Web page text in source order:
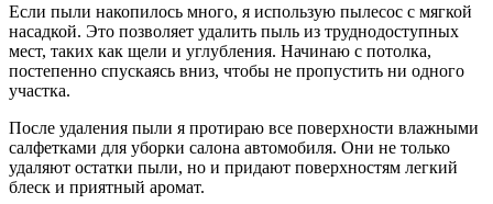
Если пыли накопилось много, я использую пылесос с мягкой
насадкой. Это позволяет удалить пыль из труднодоступных
мест, таких как щели и углубления. Начинаю с потолка,
постепенно спускаясь вниз, чтобы не пропустить ни одного
участка.
После удаления пыли я протираю все поверхности влажными
салфетками для уборки салона автомобиля. Они не только
удаляют остатки пыли, но и придают поверхностям легкий
блеск и приятный аромат.